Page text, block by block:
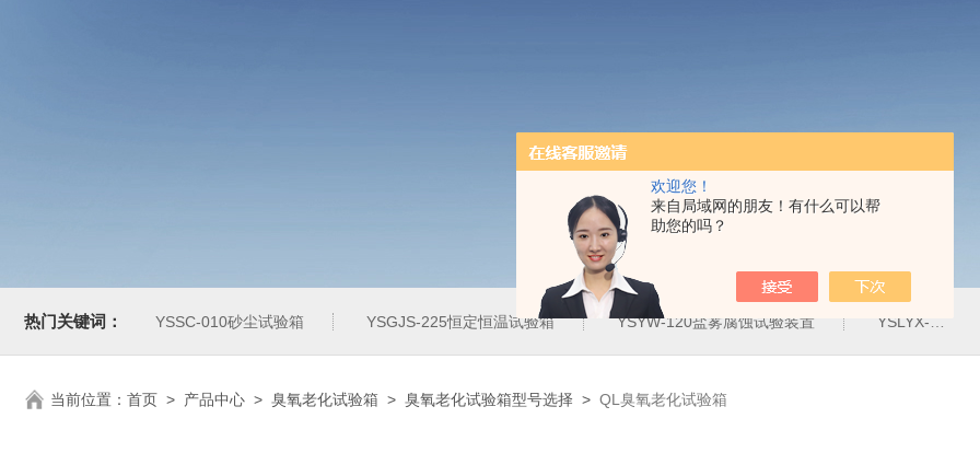
欢迎您！
来自局域网的朋友！有什么可以帮
助您的吗？
热门关键词： YSSC-010砂尘试验箱 YSGJS-225恒定恒温试验箱 YSYW-120盐雾腐蚀试验装置 YSLYX-010防水试验设备
当前位置： 首页 > 产品中心 > 臭氧老化试验箱 > 臭氧老化试验箱型号选择 > QL臭氧老化试验箱